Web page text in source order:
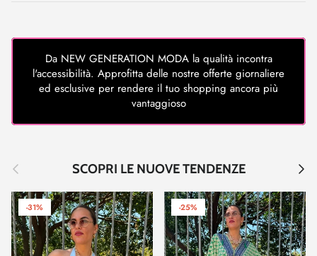
Da NEW GENERATION MODA la qualità incontra
l'accessibilità. Approfitta delle nostre offerte giornaliere
ed esclusive per rendere il tuo shopping ancora più
vantaggioso
Indietro SCOPRI LE NUOVE TENDENZE
-31% -25%